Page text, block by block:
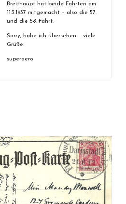
Breithaupt hat beide Fahrten am
11.3.1937 mitgemacht – also die 57.
und die 58. Fahrt.
Sorry, habe ich übersehen – viele
Grüße
superaero